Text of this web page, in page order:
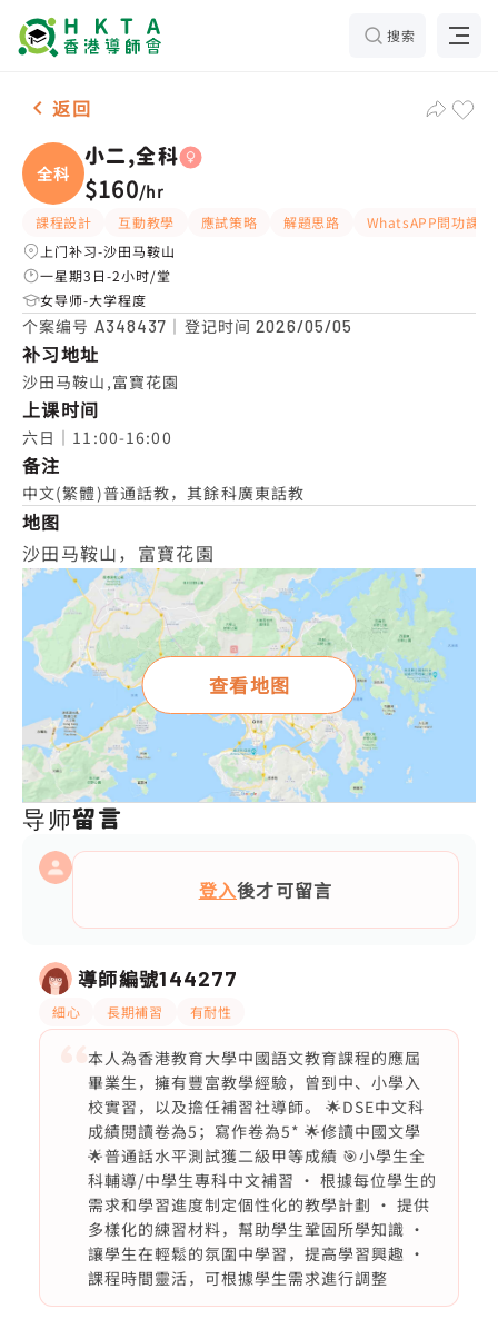
搜索
女-1名 小二,全科，沙田马鞍山 补习推介
返回
全科
小二,全科
$160/hr
課程設計 互動教學 應試策略 解題思路
WhatsAPP問功課
上门补习-沙田马鞍山
一星期3日-2小时/堂
女导师-大学程度
个案编号 A348437 ｜登记时间2026/05/05
补习地址
沙田马鞍山,富寶花園
上课时间
六日｜11:00-16:00
备注
中文(繁體)普通話教，其餘科廣東話教
地图
沙田马鞍山，富寶花園
查看地图
导师留言
登入後才可留言
導師編號144277
細心 長期補習 有耐性
本人為香港教育大學中國語文教育課程的應屆
畢業生，擁有豐富教學經驗，曾到中、小學入
校實習，以及擔任補習社導師。 🌟DSE中文科
成績閱讀卷為5；寫作卷為5* 🌟修讀中國文學
🌟普通話水平測試獲二級甲等成績 🎯小學生全
科輔導/中學生專科中文補習 · 根據每位學生的
需求和學習進度制定個性化的教學計劃 · 提供
多樣化的練習材料，幫助學生鞏固所學知識 ·
讓學生在輕鬆的氛圍中學習，提高學習興趣 ·
課程時間靈活，可根據學生需求進行調整